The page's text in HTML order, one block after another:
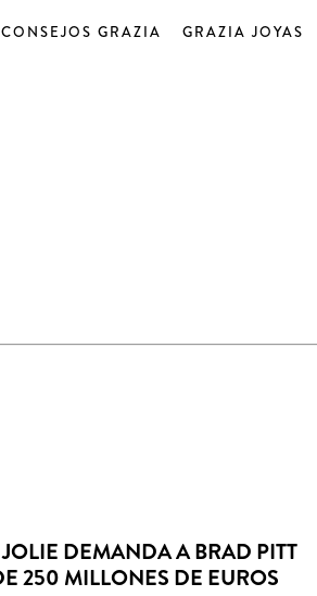
CONSEJOS GRAZIA GRAZIA JOYAS
DEMANDA A BRAD PITT
250 MILLONES DE EUROS